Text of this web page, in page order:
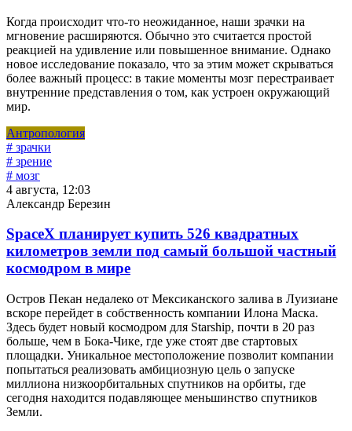
Когда происходит что-то неожиданное, наши зрачки на
мгновение расширяются. Обычно это считается простой
реакцией на удивление или повышенное внимание. Однако
новое исследование показало, что за этим может скрываться
более важный процесс: в такие моменты мозг перестраивает
внутренние представления о том, как устроен окружающий
мир.
Антропология
# зрачки
# зрение
# мозг
4 августа, 12:03
Александр Березин
SpaceX планирует купить 526 квадратных
километров земли под самый большой частный
космодром в мире
Остров Пекан недалеко от Мексиканского залива в Луизиане
вскоре перейдет в собственность компании Илона Маска.
Здесь будет новый космодром для Starship, почти в 20 раз
больше, чем в Бока-Чике, где уже стоят две стартовых
площадки. Уникальное местоположение позволит компании
попытаться реализовать амбициозную цель о запуске
миллиона низкоорбитальных спутников на орбиты, где
сегодня находится подавляющее меньшинство спутников
Земли.